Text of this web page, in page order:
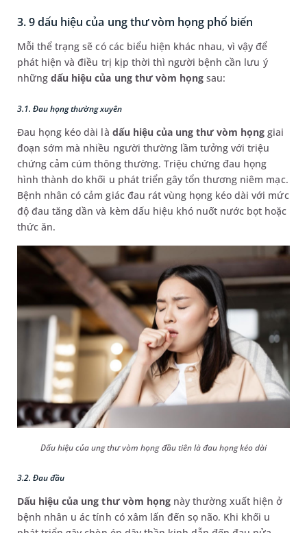
3. 9 dấu hiệu của ung thư vòm họng phổ biến
Mỗi thể trạng sẽ có các biểu hiện khác nhau, vì vậy để
phát hiện và điều trị kịp thời thì người bệnh cần lưu ý
nhữngdấu hiệu của ung thư vòm họngsau:
3.1. Đau họng thường xuyên
Đau họng kéo dài là dấu hiệu của ung thư vòm họng giai
đoạn sớm mà nhiều người thường lầm tưởng với triệu
chứng cảm cúm thông thường. Triệu chứng đau họng
hình thành do khối u phát triển gây tổn thương niêm mạc.
Bệnh nhân có cảm giác đau rát vùng họng kéo dài với mức
độ đau tăng dần và kèm dấu hiệu khó nuốt nước bọt hoặc
thức ăn.
Dấu hiệu của ung thư vòm họng đầu tiên là đau họng kéo dài
3.2. Đau đầu
Dấu hiệu của ung thư vòm họngnày thường xuất hiện ở
bệnh nhân u ác tính có xâm lấn đến sọ não. Khi khối u